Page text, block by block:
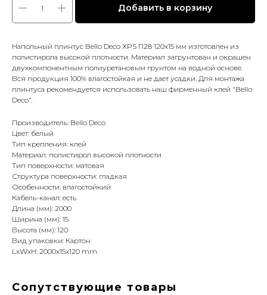
Добавить в корзину
Напольный плинтус Bello Deco XPS П28 120x15 мм изготовлен из
полистирола высокой плотности. Материал загрунтован и окрашен
двухкомпонентным полиуретановым грунтом на водной основе.
Вся продукция 100% влагостойкая и не дает усадки. Для монтажа
плинтуса рекомендуется использовать наш фирменный клей "Bello
Deco".
Производитель: Bello Deco
Цвет: белый
Тип крепления: клей
Материал: полистирол высокой плотности
Тип поверхности: матовая
Структура поверхности: гладкая
Особенности: влагостойкий
Кабель-канал: есть
Длина (мм): 2000
Ширина (мм): 15
Высота (мм): 120
Вид упаковки: Картон
LxWxH: 2000x15x120 mm
Сопутствующие товары